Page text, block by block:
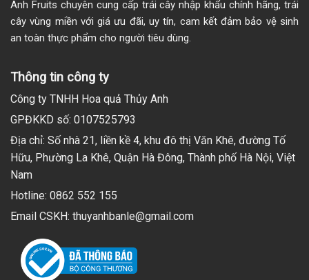
Anh Fruits chuyên cung cấp trái cây nhập khẩu chính hãng, trái
cây vùng miền với giá ưu đãi, uy tín, cam kết đảm bảo vệ sinh
an toàn thực phẩm cho người tiêu dùng.
Thông tin công ty
Công ty TNHH Hoa quả Thủy Anh
GPĐKKD số: 0107525793
Địa chỉ: Số nhà 21, liền kề 4, khu đô thị Văn Khê, đường Tố
Hữu, Phường La Khê, Quận Hà Đông, Thành phố Hà Nội, Việt
Nam
Hotline: 0862 552 155
Email CSKH: thuyanhbanle@gmail.com